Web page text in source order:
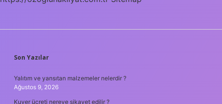
SIDEBAR
Son Yazılar
Yalıtım ve yansıtan malzemeler nelerdir ?
Ağustos 9, 2026
Kuver ücreti nereye şikayet edilir ?